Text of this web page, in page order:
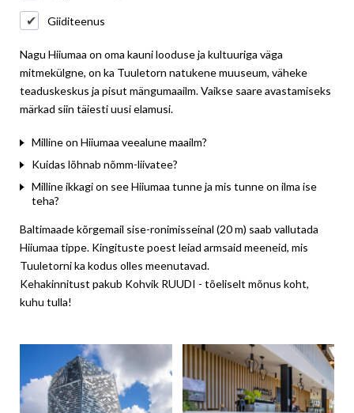
Giiditeenus
Nagu Hiiumaa on oma kauni looduse ja kultuuriga väga
mitmekülgne, on ka Tuuletorn natukene muuseum, väheke
teaduskeskus ja pisut mängumaailm. Vaikse saare avastamiseks
märkad siin täiesti uusi elamusi.
Milline on Hiiumaa veealune maailm?
Kuidas lõhnab nõmm-liivatee?
Milline ikkagi on see Hiiumaa tunne ja mis tunne on ilma ise
teha?
Baltimaade kõrgemail sise-ronimisseinal (20 m) saab vallutada
Hiiumaa tippe. Kingituste poest leiad armsaid meeneid, mis
Tuuletorni ka kodus olles meenutavad.
Kehakinnitust pakub Kohvik RUUDI - tõeliselt mõnus koht,
kuhu tulla!